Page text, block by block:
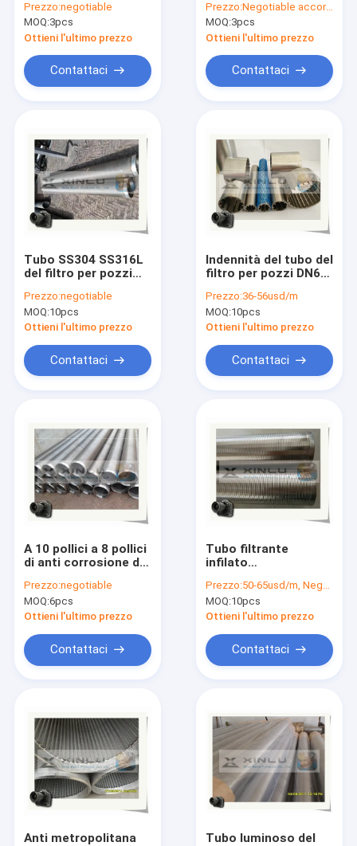
Prodotti
Circa noi
Giro della fabbrica
Notizie
Casi
Tubo del filtro per pozzi dell'acqua
Tubo dello schermo di cavo del cuneo
Tubo dello schermo di cavo di V
cuneo di controllo
della sabbia del tubo
FOTI del filtro per
pozzi dell'acqua
Prezzo:negotiable
MOQ:3pcs
Ottieni l'ultimo prezzo
Contattaci
del tubo del cavo del
cuneo di 95mm anti
Prezzo:Negotiable according to the specification
MOQ:3pcs
Ottieni l'ultimo prezzo
Contattaci
Tubo SS304 SS316L
del filtro per pozzi
cavo trapezoidale
con il giunto del filo
Prezzo:negotiable
MOQ:10pcs
Ottieni l'ultimo prezzo
Contattaci
Indennità del tubo del
filtro per pozzi DN60
scanalato 50 micron
per la bevanda
Prezzo:36-56usd/m
MOQ:10pcs
Ottieni l'ultimo prezzo
Contattaci
A 10 pollici a 8 pollici
di anti corrosione di
Screen Pipe del cavo
di V
Prezzo:negotiable
MOQ:6pcs
Ottieni l'ultimo prezzo
Contattaci
Tubo filtrante
infilato
dell'acqua di
Johnson
Groundwater SS304
Prezzo:50-65usd/m, Negotiable according to the specification
MOQ:10pcs
Ottieni l'ultimo prezzo
Contattaci
Anti metropolitana
Tubo luminoso del